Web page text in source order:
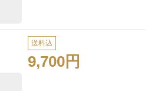
送料込
9,700円